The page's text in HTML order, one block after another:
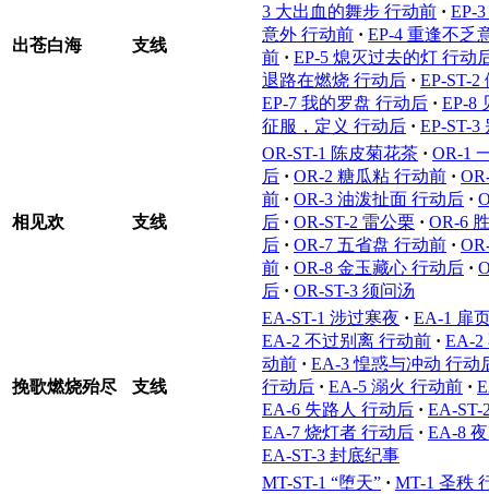
出苍白海 支线
3 大出血的舞步 行动前 · EP-
意外 行动前 · EP-4 重逢不乏
前 · EP-5 熄灭过去的灯 行动
退路在燃烧 行动后 · EP-ST-2
EP-7 我的罗盘 行动后 · EP-8
征服，定义 行动后 · EP-ST-3
相见欢 支线
OR-ST-1 陈皮菊花茶 · OR-1
后 · OR-2 糖瓜粘 行动前 ·
前 · OR-3 油泼扯面 行动后 ·
后 · OR-ST-2 雷公栗 · OR-6
后 · OR-7 五省盘 行动前 ·
前 · OR-8 金玉藏心 行动后 ·
后 · OR-ST-3 须问汤
挽歌燃烧殆尽 支线
EA-ST-1 涉过寒夜 · EA-1 扉
EA-2 不过别离 行动前 · EA-2
动前 · EA-3 惶惑与冲动 行动
行动后 · EA-5 溺火 行动前 ·
EA-6 失路人 行动后 · EA-ST-
EA-7 烧灯者 行动后 · EA-8
EA-ST-3 封底纪事
MT-ST-1 “堕天” · MT-1 圣秩